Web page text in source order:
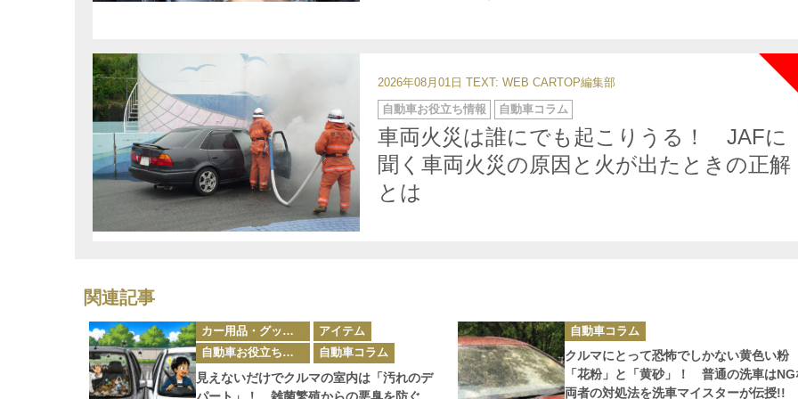
2026年08月01日 TEXT: WEB CARTOP編集部
車両火災は誰にでも起こりうる！ JAFに
聞く車両火災の原因と火が出たときの正解
とは
カ
テ
ゴ
リ
ー
自動車お役立ち情報 自動車コラム
関連記事
カ
テ
ゴ
リ
ー
カー用品・グッズ情報
アイテム
自動車お役立ち情報
自動車コラム
見えないだけでクルマの室内は「汚れのデ
パート」！ 雑菌繁殖からの悪臭を防ぐ
カ
テ
ゴ
リ
ー
自動車コラム
クルマにとって恐怖でしかない黄色い粉
「花粉」と「黄砂」！ 普通の洗車はNG
両者の対処法を洗車マイスターが伝授!!